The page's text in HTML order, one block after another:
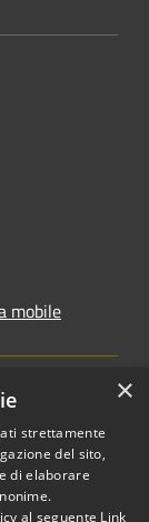
mobile
• Comune di
• Powered by
•Accesso
×
strettamente
del sito,
di elaborare
al seguente Link